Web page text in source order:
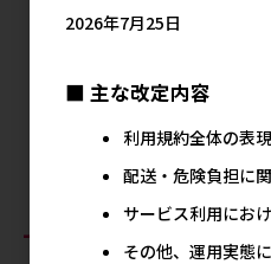
菜入り 13歳以上用 1.7kg
すべてのマル
おすすめ商品
2026年7月25日
■ 主な改定内容
利用規約全体の表
配送・危険負担に
サービス利用にお
その他、運用実態